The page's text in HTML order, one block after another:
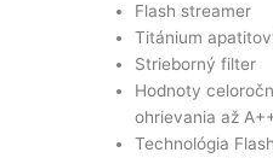
Flash streamer
Titánium
Strieborný filter
Hodnoty
ohrievania až
Technológia